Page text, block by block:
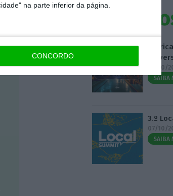
na parte inferior da página.
CONCORDO
14/10/
SAIBA
3.º
07/10/
SAIBA